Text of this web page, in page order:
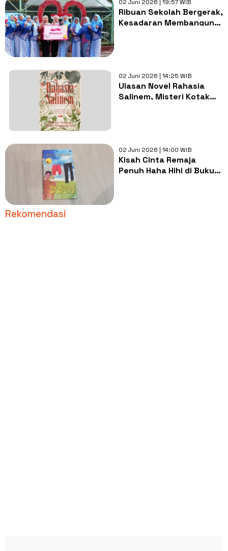
02 Juni 2026 | 19:57 WIB
Ribuan Sekolah Bergerak,
Kesadaran Membangun
02 Juni 2026 | 14:25 WIB
Ulasan Novel Rahasia
Salinem, Misteri Kotak
02 Juni 2026 | 14:00 WIB
Kisah Cinta Remaja
Penuh Haha Hihi di Buku
Rekomendasi